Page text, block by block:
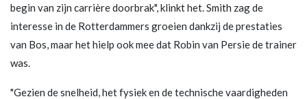
begin van zijn carrière doorbrak", klinkt het. Smith zag de
interesse in de Rotterdammers groeien dankzij de prestaties
van Bos, maar het hielp ook mee dat Robin van Persie de trainer
was.
"Gezien de snelheid, het fysiek en de technische vaardigheden